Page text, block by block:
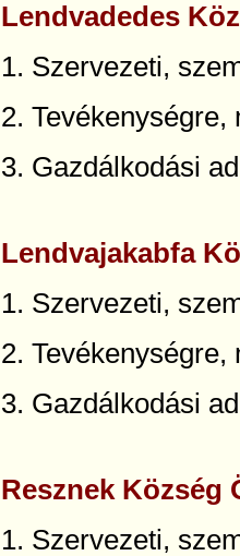
Lendvadedes
1. Szervezeti,
2.
3. Gazdálkodási
Lendvajakabfa
1. Szervezeti,
2.
3. Gazdálkodási
Resznek Község
1. Szervezeti,